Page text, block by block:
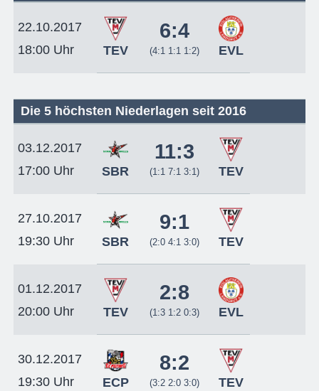
22.10.2017
18:00 Uhr
TEV
6:4
(4:1 1:1 1:2) EVL
Die 5 höchsten Niederlagen seit 2016
03.12.2017
17:00 Uhr
SBR
11:3
(1:1 7:1 3:1) TEV
27.10.2017
19:30 Uhr
SBR
9:1
(2:0 4:1 3:0) TEV
01.12.2017
20:00 Uhr
TEV
2:8
(1:3 1:2 0:3) EVL
30.12.2017
19:30 Uhr
ECP
8:2
(3:2 2:0 3:0) TEV